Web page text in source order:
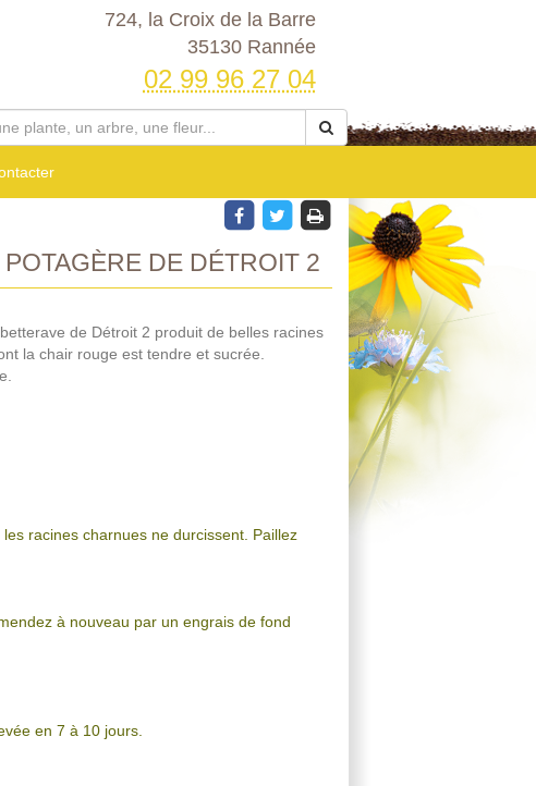
724, la Croix de la Barre
35130 Rannée
02 99 96 27 04
DE DÉTROIT 2
de Détroit 2 produit de belles racines
la chair rouge est tendre et sucrée.
racines charnues ne durcissent. Paillez
à nouveau par un engrais de fond
en 7 à 10 jours.